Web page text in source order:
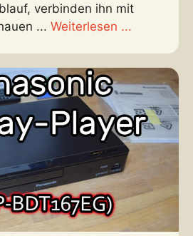
verbinden ihn mit
... Weiterlesen ...